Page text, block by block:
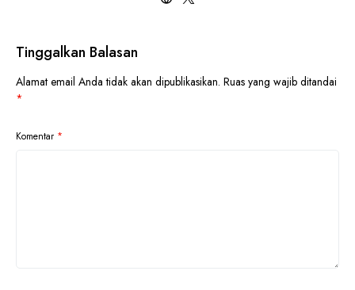
Tinggalkan Balasan
Alamat email Anda tidak akan dipublikasikan. Ruas yang wajib ditandai
*
Komentar *